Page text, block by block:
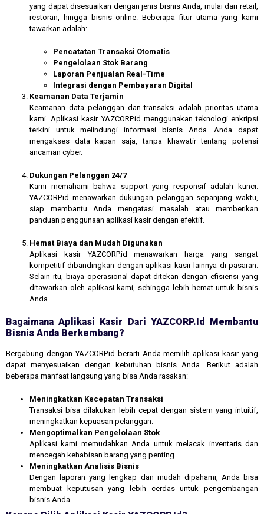
yang dapat disesuaikan dengan jenis bisnis Anda, mulai dari retail,
restoran, hingga bisnis online. Beberapa fitur utama yang kami
tawarkan adalah:
Pencatatan Transaksi Otomatis
Pengelolaan Stok Barang
Laporan Penjualan Real-Time
Integrasi dengan Pembayaran Digital
Keamanan Data Terjamin
Keamanan data pelanggan dan transaksi adalah prioritas utama
kami. Aplikasi kasir YAZCORP.id menggunakan teknologi enkripsi
terkini untuk melindungi informasi bisnis Anda. Anda dapat
mengakses data kapan saja, tanpa khawatir tentang potensi
ancaman cyber.
Dukungan Pelanggan 24/7
Kami memahami bahwa support yang responsif adalah kunci.
YAZCORP.id menawarkan dukungan pelanggan sepanjang waktu,
siap membantu Anda mengatasi masalah atau memberikan
panduan penggunaan aplikasi kasir dengan efektif.
Hemat Biaya dan Mudah Digunakan
Aplikasi kasir YAZCORP.id menawarkan harga yang sangat
kompetitif dibandingkan dengan aplikasi kasir lainnya di pasaran.
Selain itu, biaya operasional dapat ditekan dengan efisiensi yang
ditawarkan oleh aplikasi kami, sehingga lebih hemat untuk bisnis
Anda.
Bagaimana Aplikasi Kasir Dari YAZCORP.id Membantu
Bisnis Anda Berkembang?
Bergabung dengan YAZCORP.id berarti Anda memilih aplikasi kasir yang
dapat menyesuaikan dengan kebutuhan bisnis Anda. Berikut adalah
beberapa manfaat langsung yang bisa Anda rasakan:
Meningkatkan Kecepatan Transaksi
Transaksi bisa dilakukan lebih cepat dengan sistem yang intuitif,
meningkatkan kepuasan pelanggan.
Mengoptimalkan Pengelolaan Stok
Aplikasi kami memudahkan Anda untuk melacak inventaris dan
mencegah kehabisan barang yang penting.
Meningkatkan Analisis Bisnis
Dengan laporan yang lengkap dan mudah dipahami, Anda bisa
membuat keputusan yang lebih cerdas untuk pengembangan
bisnis Anda.